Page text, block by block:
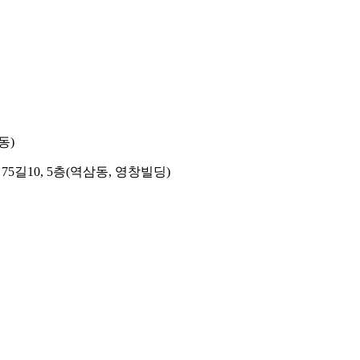
)
길10, 5층(역삼동, 영창빌딩)